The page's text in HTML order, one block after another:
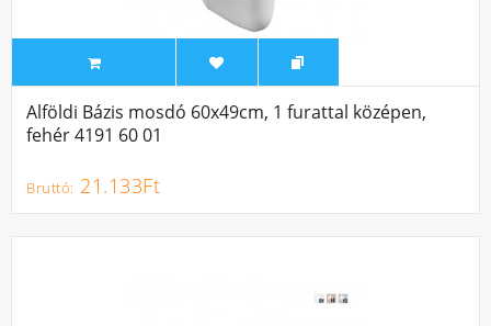
Alföldi Bázis mosdó 60x49cm, 1 furattal középen,
fehér 4191 60 01
21.133Ft